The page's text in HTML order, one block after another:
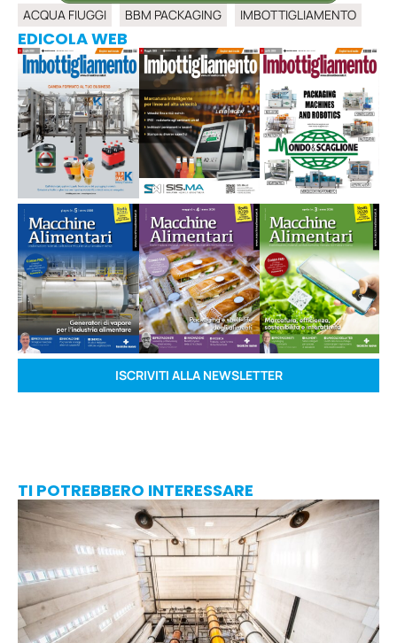
ACQUA FIUGGI BBM PACKAGING IMBOTTIGLIAMENTO
EDICOLA WEB
ISCRIVITI ALLA NEWSLETTER
TI POTREBBERO INTERESSARE